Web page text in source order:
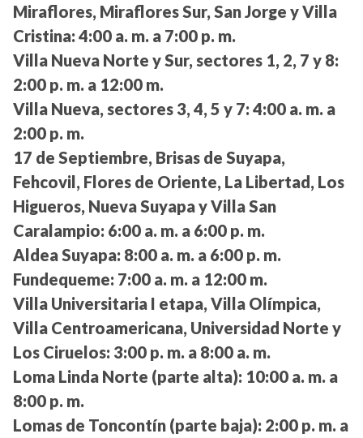
Miraflores, Miraflores Sur, San Jorge y Villa
Cristina: 4:00 a. m. a 7:00 p. m.
Villa Nueva Norte y Sur, sectores 1, 2, 7 y 8:
2:00 p. m. a 12:00 m.
Villa Nueva, sectores 3, 4, 5 y 7: 4:00 a. m. a
2:00 p. m.
17 de Septiembre, Brisas de Suyapa,
Fehcovil, Flores de Oriente, La Libertad, Los
Higueros, Nueva Suyapa y Villa San
Caralampio: 6:00 a. m. a 6:00 p. m.
Aldea Suyapa: 8:00 a. m. a 6:00 p. m.
Fundequeme: 7:00 a. m. a 12:00 m.
Villa Universitaria I etapa, Villa Olímpica,
Villa Centroamericana, Universidad Norte y
Los Ciruelos: 3:00 p. m. a 8:00 a. m.
Loma Linda Norte (parte alta): 10:00 a. m. a
8:00 p. m.
Lomas de Toncontín (parte baja): 2:00 p. m. a